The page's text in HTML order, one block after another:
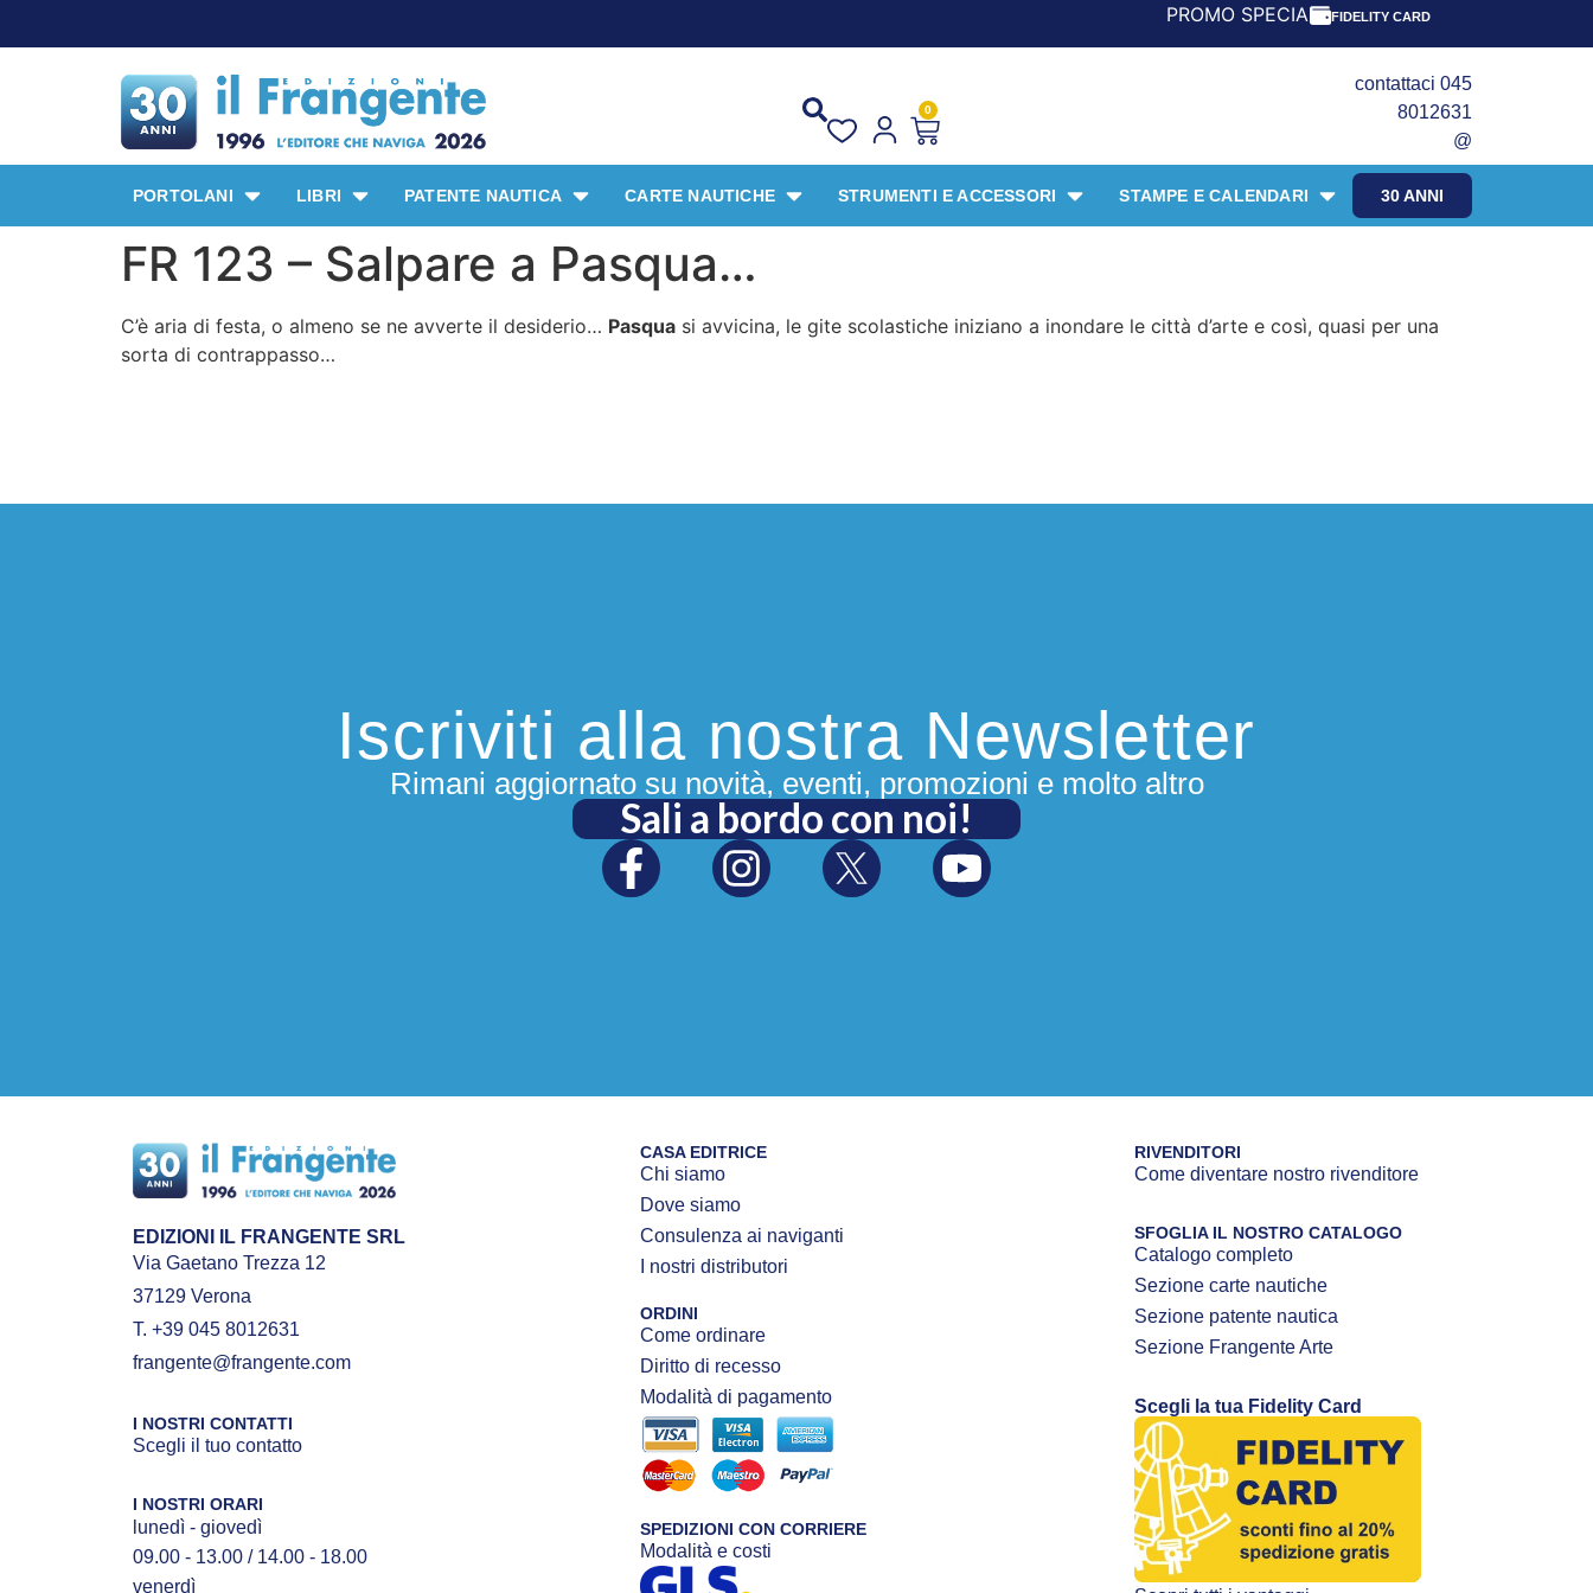
PROMO SPECIALE LIBRI PER I 30 ANNI DEL
FIDELITY CARD
0
contattaci 045
8012631
@
30 ANNI
PORTOLANI LIBRI PATENTE NAUTICA CARTE NAUTICHE STRUMENTI E ACCESSORI STAMPE E CALENDARI
FR 123 – Salpare a Pasqua…
C’è aria di festa, o almeno se ne avverte il desiderio… Pasqua si avvicina, le gite scolastiche iniziano a inondare le città d’arte e così, quasi per una
sorta di contrappasso…
Iscriviti alla nostra Newsletter
Rimani aggiornato su novità, eventi, promozioni e molto altro
Sali a bordo con noi!
EDIZIONI IL FRANGENTE SRL
Via Gaetano Trezza 12
37129 Verona
T. +39 045 8012631
frangente@frangente.com
I NOSTRI CONTATTI
Scegli il tuo contatto
I NOSTRI ORARI
lunedì - giovedì
09.00 - 13.00 / 14.00 - 18.00
venerdì
CASA EDITRICE
Chi siamo
Dove siamo
Consulenza ai naviganti
I nostri distributori
ORDINI
Come ordinare
Diritto di recesso
Modalità di pagamento
SPEDIZIONI CON CORRIERE
Modalità e costi
RIVENDITORI
Come diventare nostro rivenditore
SFOGLIA IL NOSTRO CATALOGO
Catalogo completo
Sezione carte nautiche
Sezione patente nautica
Sezione Frangente Arte
Scegli la tua Fidelity Card